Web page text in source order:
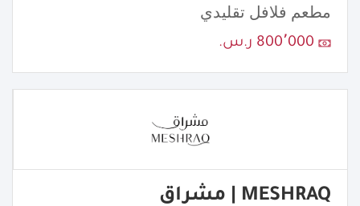
مطعم فلافل تقليدي
800٬000 ر.س.
MESHRAQ | مشراق